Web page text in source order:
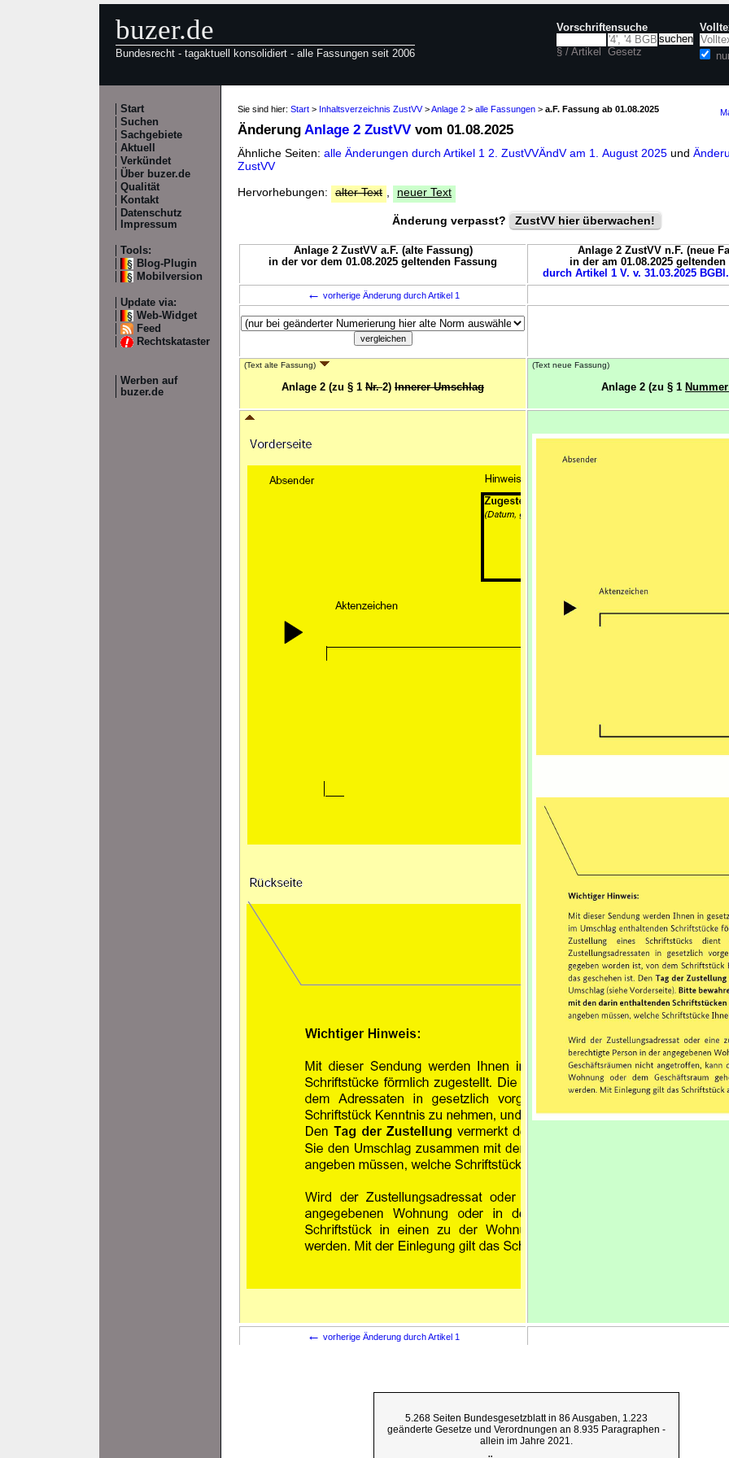
buzer.de
Bundesrecht - tagaktuell konsolidiert - alle Fassungen seit 2006
Vorschriftensuche
§ / Artikel Gesetz
Start
Suchen
Sachgebiete
Aktuell
Verkündet
Über buzer.de
Qualität
Kontakt
Datenschutz
Impressum
Tools:
Blog-Plugin
Mobilversion
Update via:
Web-Widget
Feed
Rechtskataster
Werben auf
buzer.de
Sie sind hier: Start > Inhaltsverzeichnis ZustVV>Anlage 2 > alle Fassungen > a.F. Fassung ab 01.08.2025
Änderung Anlage 2 ZustVV vom 01.08.2025
Ähnliche Seiten: alle Änderungen durch Artikel 1 2. ZustVVÄndV am 1. August 2025 und
ZustVV
Hervorhebungen:
alter Text neuer Text
Änderung verpasst? ZustVV hier überwachen!
Anlage 2 ZustVV a.F. (alte Fassung)
in der vor dem 01.08.2025 geltenden Fassung
Anlage 2 ZustVV n.F. (neue
in der am 01.08.2025
durch Artikel 1 V. v. 31.03.2025
← vorherige Änderung durch Artikel 1
(Text alte Fassung)
Anlage 2 (zu § 1 Nr.2) Innerer Umschlag
(Text neue Fassung)
Anlage 2 (zu § 1
← vorherige Änderung durch Artikel 1
5.268 Seiten Bundesgesetzblatt in 86 Ausgaben, 1.223
geänderte Gesetze und Verordnungen an 8.935 Paragraphen -
allein im Jahre 2021.